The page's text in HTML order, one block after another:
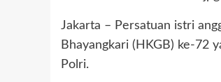
Jakarta – Persatuan istri
Bhayangkari (HKGB) ke-72
Polri.